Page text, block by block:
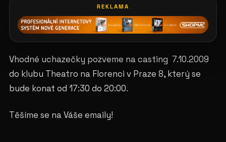
REKLAMA
Vhodné uchazečky pozveme na casting 7.10.2009
do klubu Theatro na Florenci v Praze 8, který se
bude konat od 17:30 do 20:00.
Těšíme se na Váše emaily!